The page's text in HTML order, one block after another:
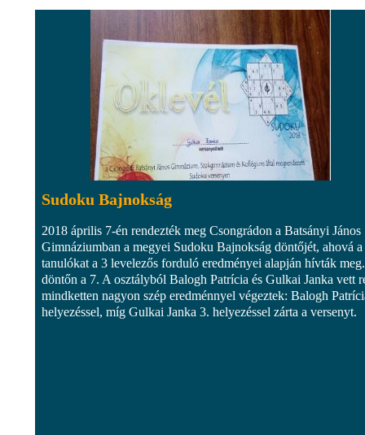
Sudoku Bajnokság
2018 április 7-én rendezték meg Csongrádon a Batsányi János
Gimnáziumban a megyei Sudoku Bajnokság döntőjét, ahová a
tanulókat a 3 levelezős forduló eredményei alapján hívták
döntőn a 7. A osztályból Balogh Patrícia és Gulkai Janka vett
mindketten nagyon szép eredménnyel végeztek: Balogh
helyezéssel, míg Gulkai Janka 3. helyezéssel zárta a versenyt.